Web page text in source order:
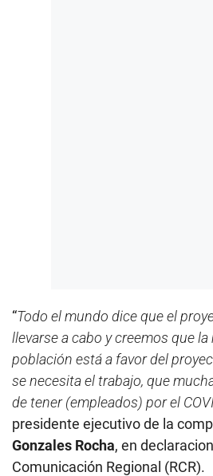
“Todo el mundo dice que el
llevarse a cabo y creemos que la
población está a favor del
se necesita el trabajo, que
de tener (empleados) por el
presidente ejecutivo de la
Gonzales Rocha, en
Comunicación Regional (RCR).